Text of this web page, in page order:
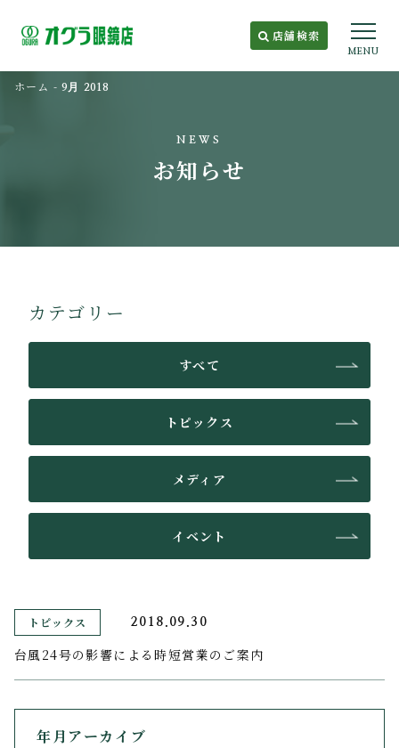
MENU
店舗検索
NEWS
お知らせ
ホーム -9月 2018
カテゴリー
すべて
トピックス
メディア
イベント
トピックス 2018.09.30
台風24号の影響による時短営業のご案内
年月アーカイブ